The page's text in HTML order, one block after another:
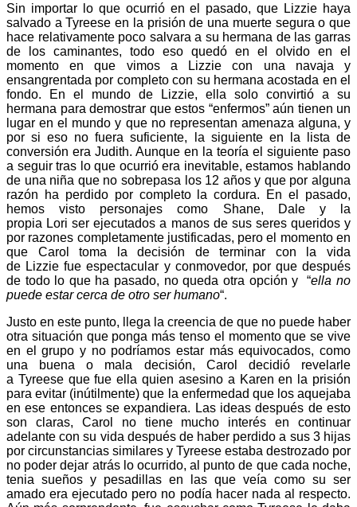
Sin importar lo que ocurrió en el pasado, que Lizzie haya
salvado a Tyreese en la prisión de una muerte segura o que
hace relativamente poco salvara a su hermana de las garras
de los caminantes, todo eso quedó en el olvido en el
momento en que vimos a Lizzie con una navaja y
ensangrentada por completo con su hermana acostada en el
fondo. En el mundo de Lizzie, ella solo convirtió a su
hermana para demostrar que estos “enfermos” aún tienen un
lugar en el mundo y que no representan amenaza alguna, y
por si eso no fuera suficiente, la siguiente en la lista de
conversión era Judith. Aunque en la teoría el siguiente paso
a seguir tras lo que ocurrió era inevitable, estamos hablando
de una niña que no sobrepasa los 12 años y que por alguna
razón ha perdido por completo la cordura. En el pasado,
hemos visto personajes como Shane, Dale y la
propia Lori ser ejecutados a manos de sus seres queridos y
por razones completamente justificadas, pero el momento en
que Carol toma la decisión de terminar con la vida
de Lizzie fue espectacular y conmovedor, por que después
de todo lo que ha pasado, no queda otra opción y “ella no
puede estar cerca de otro ser humano“.
Justo en este punto, llega la creencia de que no puede haber
otra situación que ponga más tenso el momento que se vive
en el grupo y no podríamos estar más equivocados, como
una buena o mala decisión, Carol decidió revelarle
a Tyreese que fue ella quien asesino a Karen en la prisión
para evitar (inútilmente) que la enfermedad que los aquejaba
en ese entonces se expandiera. Las ideas después de esto
son claras, Carol no tiene mucho interés en continuar
adelante con su vida después de haber perdido a sus 3 hijas
por circunstancias similares y Tyreese estaba destrozado por
no poder dejar atrás lo ocurrido, al punto de que cada noche,
tenia sueños y pesadillas en las que veía como su ser
amado era ejecutado pero no podía hacer nada al respecto.